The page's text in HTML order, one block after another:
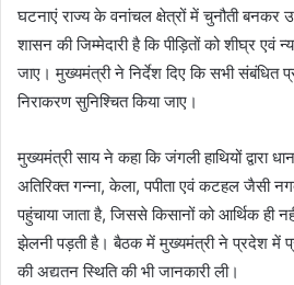
घटनाएं राज्य के वनांचल क्षेत्रों में चुनौती बनकर
शासन की जिम्मेदारी है कि पीड़ितों को शीघ्र एवं
जाए। मुख्यमंत्री ने निर्देश दिए कि सभी संबंधित
निराकरण सुनिश्चित किया जाए।
मुख्यमंत्री साय ने कहा कि जंगली हाथियों
अतिरिक्त गन्ना, केला, पपीता एवं कटहल जैसी
पहुंचाया जाता है, जिससे किसानों को आर्थिक ही
झेलनी पड़ती है। बैठक में मुख्यमंत्री ने प्रदेश में
की अद्यतन स्थिति की भी जानकारी ली।